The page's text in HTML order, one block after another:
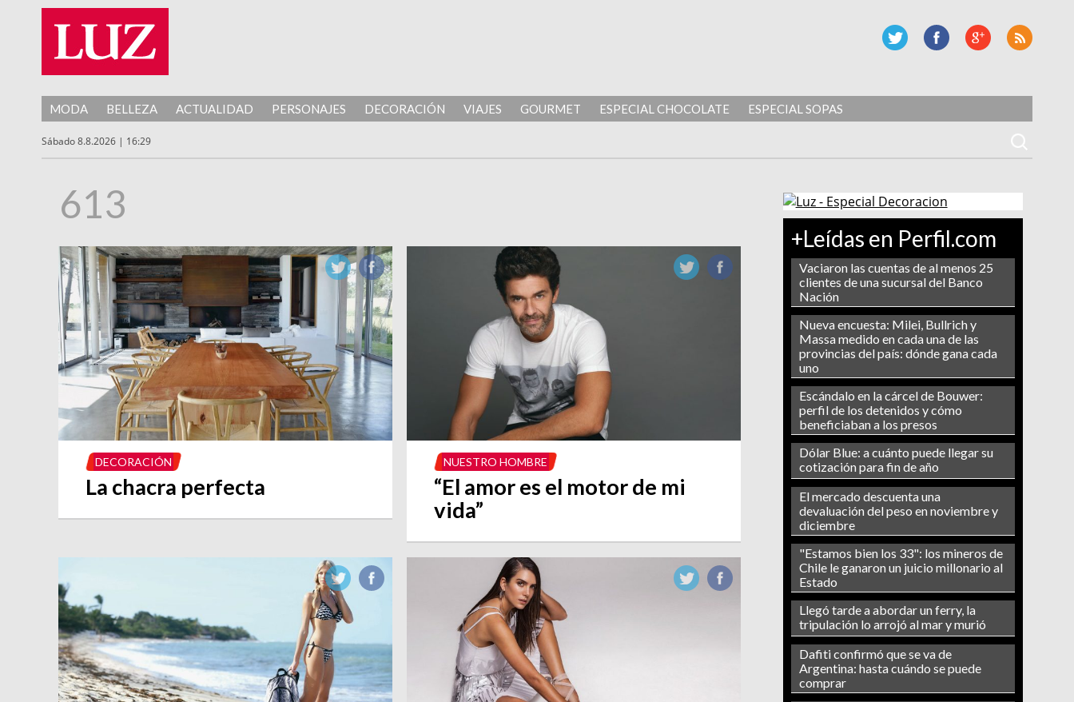
MODA BELLEZA ACTUALIDAD PERSONAJES DECORACIÓN VIAJES GOURMET ESPECIAL CHOCOLATE ESPECIAL SOPAS
Sábado 8.8.2026 | 16:29
+Leídas en Perfil.com
Vaciaron las cuentas de al menos 25
clientes de una sucursal del Banco
Nación
Nueva encuesta: Milei, Bullrich y
Massa medido en cada una de las
provincias del país: dónde gana cada
uno
Escándalo en la cárcel de Bouwer:
perfil de los detenidos y cómo
beneficiaban a los presos
Dólar Blue: a cuánto puede llegar su
cotización para fin de año
El mercado descuenta una
devaluación del peso en noviembre y
diciembre
"Estamos bien los 33": los mineros de
Chile le ganaron un juicio millonario al
Estado
Llegó tarde a abordar un ferry, la
tripulación lo arrojó al mar y murió
Dafiti confirmó que se va de
Argentina: hasta cuándo se puede
comprar
613
DECORACIÓN
La chacra perfecta
NUESTRO HOMBRE
“El amor es el motor de mi
vida”